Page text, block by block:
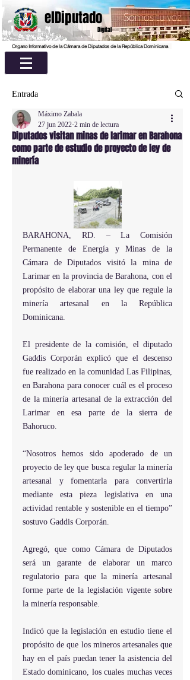
elDiputado
Digital
Organo Informativo de la Cámara de Diputados de la República Dominicana
Entrada
Diputados visitan minas de larimar en Barahona
como parte de estudio de proyecto de ley de
minería
Máximo Zabala
27 jun 2022 2 min de lectura
BARAHONA, RD. – La Comisión
Permanente de Energía y Minas de la
Cámara de Diputados visitó la mina de
Larimar en la provincia de Barahona, con el
propósito de elaborar una ley que regule la
minería artesanal en la República
Dominicana.
El presidente de la comisión, el diputado
Gaddis Corporán explicó que el descenso
fue realizado en la comunidad Las Filipinas,
en Barahona para conocer cuál es el proceso
de la minería artesanal de la extracción del
Larimar en esa parte de la sierra de
Bahoruco.
“Nosotros hemos sido apoderado de un
proyecto de ley que busca regular la minería
artesanal y fomentarla para convertirla
mediante esta pieza legislativa en una
actividad rentable y sostenible en el tiempo”
sostuvo Gaddis Corporán.
Agregó, que como Cámara de Diputados
será un garante de elaborar un marco
regulatorio para que la minería artesanal
forme parte de la legislación vigente sobre
la minería responsable.
Indicó que la legislación en estudio tiene el
propósito de que los mineros artesanales que
hay en el país puedan tener la asistencia del
Estado dominicano, los cuales muchas veces